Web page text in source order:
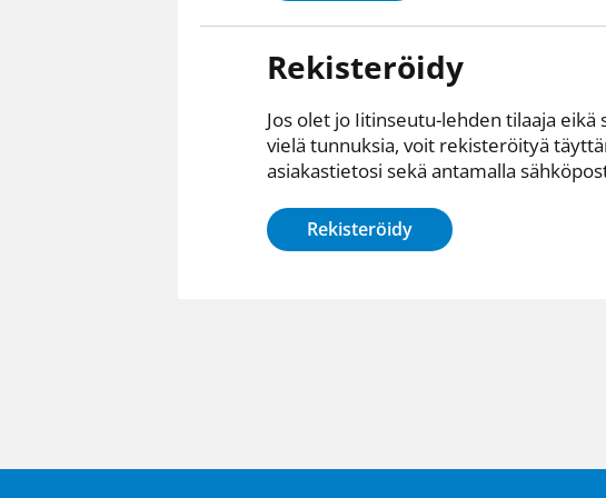
Rekisteröidy
Jos olet jo Iitinseutu-lehden tilaaja eikä
vielä tunnuksia, voit rekisteröityä
asiakastietosi sekä antamalla
Rekisteröidy